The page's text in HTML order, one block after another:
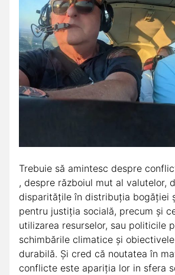
Trebuie să amintesc despre
, despre războiul mut al valutelor,
disparitățile în distribuția bogăției
pentru justiția socială, precum și
utilizarea resurselor, sau politicile
schimbările climatice și
durabilă. Și cred că noutatea în
conflicte este apariția lor in sfera